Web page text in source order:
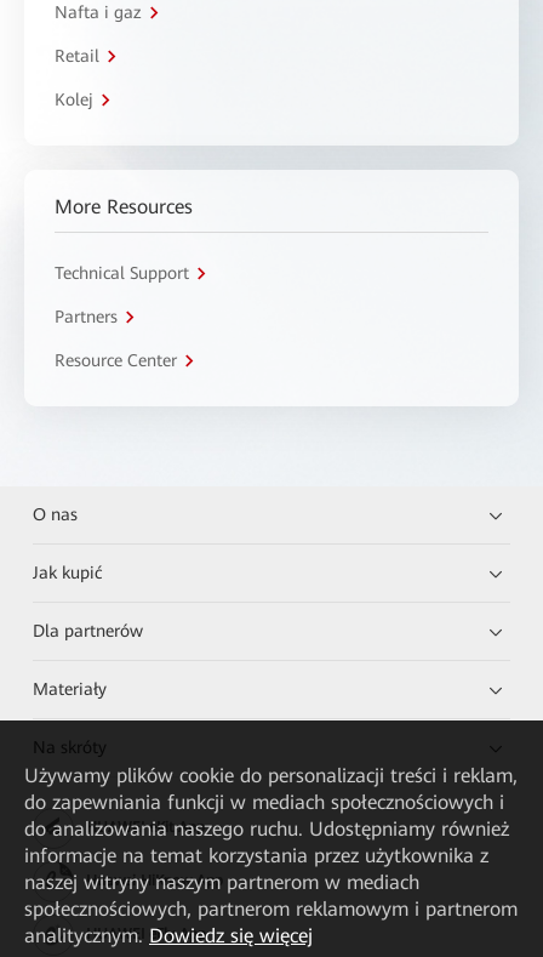
Nafta i gaz
Retail
Kolej
More Resources
Technical Support
Partners
Resource Center
O nas
Jak kupić
Dla partnerów
Materiały
Na skróty
HUAWEI eKit App
Huawei HiKnow App
HUAWEI eFly App
Używamy plików cookie do personalizacji treści i reklam,
do zapewniania funkcji w mediach społecznościowych i
do analizowania naszego ruchu. Udostępniamy również
informacje na temat korzystania przez użytkownika z
naszej witryny naszym partnerom w mediach
społecznościowych, partnerom reklamowym i partnerom
analitycznym. Dowiedz się więcej